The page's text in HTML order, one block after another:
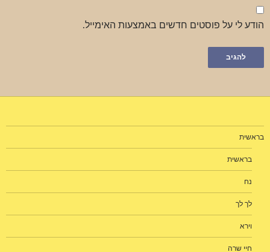
הודע לי על פוסטים חדשים באמצעות האימייל.
בראשית
בראשית
נח
לך לך
וירא
חיי שרה